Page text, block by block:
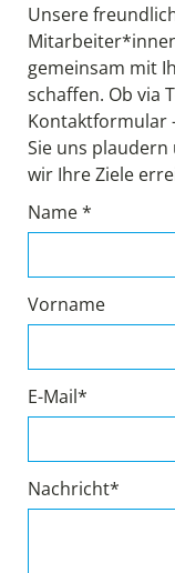
Unsere
gemeinsam mit
schaffen. Ob via
Kontaktformular
Sie uns plaudern
wir Ihre Ziele
Name *
Vorname
E-Mail*
Nachricht*